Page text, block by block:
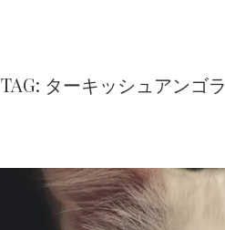
TAG: ターキッシュアンゴラ